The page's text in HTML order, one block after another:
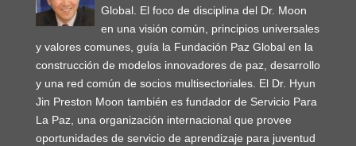
Global. El foco de disciplina del Dr. Moon
en una visión común, principios universales
y valores comunes, guía la Fundación Paz Global en la
construcción de modelos innovadores de paz, desarrollo
y una red común de socios multisectoriales. El Dr. Hyun
Jin Preston Moon también es fundador de Servicio Para
La Paz, una organización internacional que provee
oportunidades de servicio de aprendizaje para juventud